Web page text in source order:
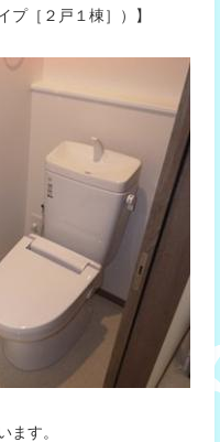
［２戸１棟］）】
す。